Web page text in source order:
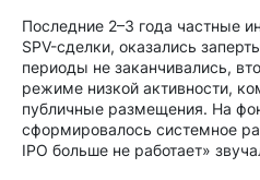
Последние 2–3 года частные
SPV-сделки, оказались
периоды не заканчивались,
режиме низкой активности,
публичные размещения. На
сформировалось системное
IPO больше не работает»